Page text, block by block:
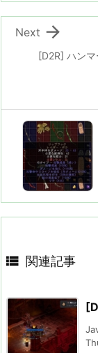
[D2R] ハン

Next
 関連記事